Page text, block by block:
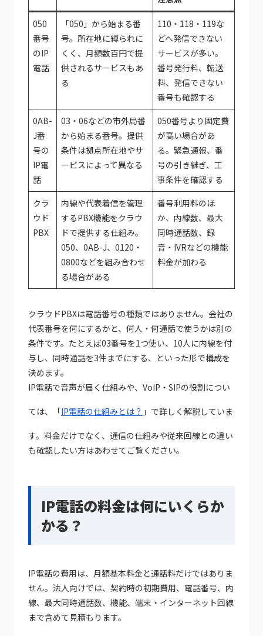
050
番号
のIP
電話
「050」から始まる番
号。所在地に縛られに
くく、月額数百円で提
供されるサービスもあ
る
110・118・119な
どへ発信できない
サービスが多い。
番号発行料、転送
料、発信できない
番号も確認する
0AB-
J番
号の
IP電
話
03・06などの市外局番
から始まる番号。提供
条件は拠点所在地やサ
ービスによって異なる
050番号より固定費
が高い場合があ
る。緊急通報、番
号の引き継ぎ、工
事条件を確認する
クラ
ウド
PBX
内線や代表着信を管理
するPBX機能をクラウ
ドで提供する仕組み。
050、0AB-J、0120・
0800などを組み合わせ
る場合がある
番号利用料のほ
か、内線数、最大
同時通話数、録
音・IVRなどの機能
料金が加わる
クラウドPBXは電話番号の種類ではありません。会社の
代表番号を何にするかと、何人・何通話で使うかは別の
条件です。たとえば03番号を1つ使い、10人に内線を付
与し、同時通話を3件までにする、といった形で構成を
決めます。
IP電話で音声が届く仕組みや、VoIP・SIPの役割につい
ては、「IP電話の仕組みとは？ 」で詳しく解説していま
す。料金だけでなく、通信の仕組みや従来回線との違い
も確認したい方はあわせてご覧ください。
IP電話の料金は何にいくらか
かる？
IP電話の費用は、月額基本料金と通話料だけではありま
せん。法人向けでは、契約時の初期費用、電話番号、内
線、最大同時通話数、機能、端末・インターネット回線
まで含めて見積もります。